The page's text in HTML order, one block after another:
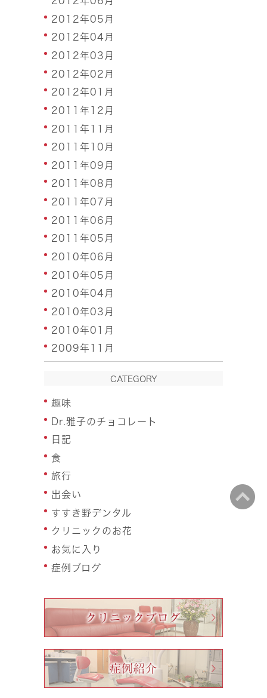
2012年05月
2012年04月
2012年03月
2012年02月
2012年01月
2011年12月
2011年11月
2011年10月
2011年09月
2011年08月
2011年07月
2011年06月
2011年05月
2010年06月
2010年05月
2010年04月
2010年03月
2010年01月
2009年11月
CATEGORY
趣味
Dr.雅子のチョコレート
日記
食
旅行
出会い
すすき野デンタル
クリニックのお花
お気に入り
症例ブログ